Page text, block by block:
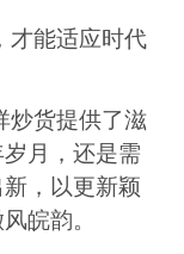
才能适应时代
炒货提供了滋
月，还是需
，以更新颖
皖韵。